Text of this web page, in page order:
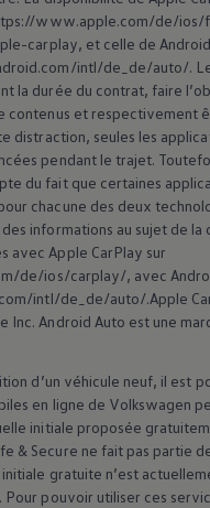
www.apple.com/de/ios/
carplay, et celle de
intl/de_de/auto/.
la durée du contrat, faire
contenus et respectivement
distraction, seules les
pendant le trajet.
du fait que certaines
chacune des deux
informations au sujet de la
avec Apple CarPlay sur
de/ios/carplay/, avec
intl/de_de/auto/.Apple
Inc. Android Auto est une
d’un véhicule neuf, il est
en ligne de Volkswagen
initiale proposée
& Secure ne fait pas partie
gratuite n’est
Pour pouvoir utiliser ces